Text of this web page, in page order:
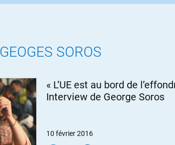
GEOGES SOROS
« L’UE est au bord de
Interview de George Soros
10 février 2016